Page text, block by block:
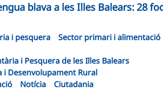
blava a les Illes Balears: 28
i pesquera
Sector primari i alimentació
i Pesquera de les Illes Balears
i Desenvolupament Rural
Notícia
Ciutadania